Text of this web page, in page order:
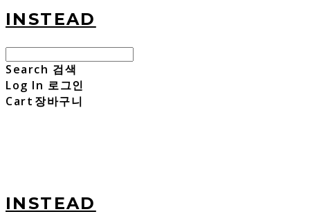
INSTEAD
Search 검색
Log In 로그인
Cart 장바구니
INSTEAD